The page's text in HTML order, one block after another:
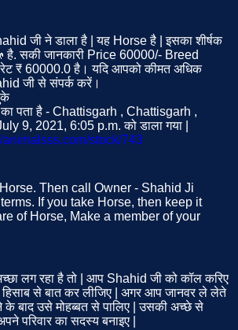
जी ने डाला है | यह Horse है | इसका शीर्षक
सकी जानकारी Price 60000/- Breed
₹ 60000.0 है। यदि आपको कीमत अधिक
जी से संपर्क करें।
का पता है - Chattisgarh , Chattisgarh ,
9, 2021, 6:05 p.m. को डाला गया |
animalsss.com/stock/743
Then call Owner - Shahid Ji
If you take Horse, then keep it
of Horse, Make a member of your
लग रहा है तो | आप Shahid जी को कॉल करिए
से बात कर लीजिए | अगर आप जानवर ले लेते
बाद उसे मोहब्बत से पालिए | उसकी अच्छे से
परिवार का सदस्य बनाइए |